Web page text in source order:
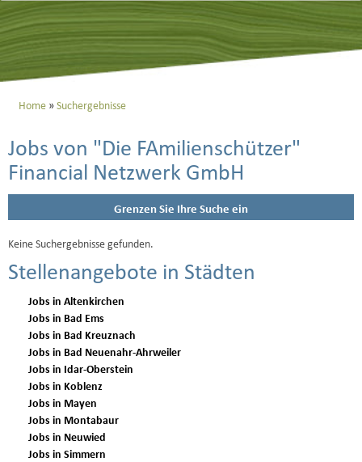
Home Suchergebnisse
Jobs von "Die FAmilienschützer"
Financial Netzwerk GmbH
Grenzen Sie Ihre Suche ein
Keine Suchergebnisse gefunden.
Stellenangebote in Städten
Jobs in Altenkirchen
Jobs in Bad Ems
Jobs in Bad Kreuznach
Jobs in Bad Neuenahr-Ahrweiler
Jobs in Idar-Oberstein
Jobs in Koblenz
Jobs in Mayen
Jobs in Montabaur
Jobs in Neuwied
Jobs in Simmern